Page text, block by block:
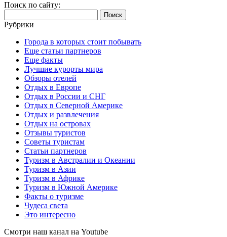
Поиск по сайту:
Рубрики
Города в которых стоит побывать
Еще статьи партнеров
Еще факты
Лучшие курорты мира
Обзоры отелей
Отдых в Европе
Отдых в России и СНГ
Отдых в Северной Америке
Отдых и развлечения
Отдых на островах
Отзывы туристов
Советы туристам
Статьи партнеров
Туризм в Австралии и Океании
Туризм в Азии
Туризм в Африке
Туризм в Южной Америке
Факты о туризме
Чудеса света
Это интересно
Смотри наш канал на Youtube